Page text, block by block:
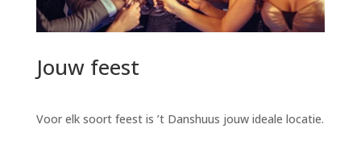
Jouw feest
Voor elk soort feest is ’t Danshuus jouw ideale locatie.